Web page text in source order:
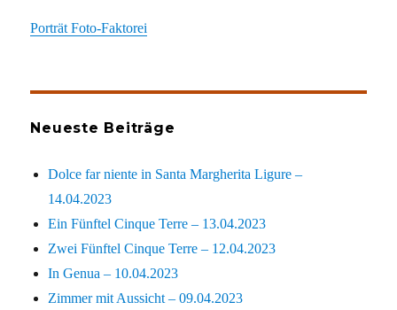
Porträt Foto-Faktorei
Neueste Beiträge
Dolce far niente in Santa Margherita Ligure –
14.04.2023
Ein Fünftel Cinque Terre – 13.04.2023
Zwei Fünftel Cinque Terre – 12.04.2023
In Genua – 10.04.2023
Zimmer mit Aussicht – 09.04.2023